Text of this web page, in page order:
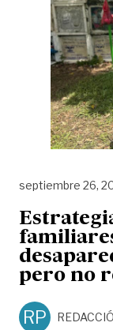
septiembre 26,
pero no
RP